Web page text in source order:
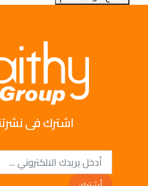
اشترك فى